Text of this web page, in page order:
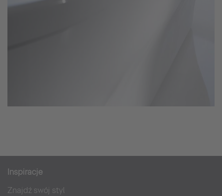
Inspiracje
Znajdź swój styl